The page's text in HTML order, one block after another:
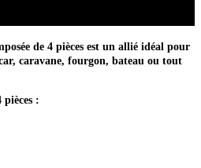
de 4 pièces est un allié idéal pour
caravane, fourgon, bateau ou tout
pièces :